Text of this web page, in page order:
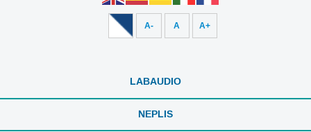
A- A A+
LABAUDIO
NEPLIS